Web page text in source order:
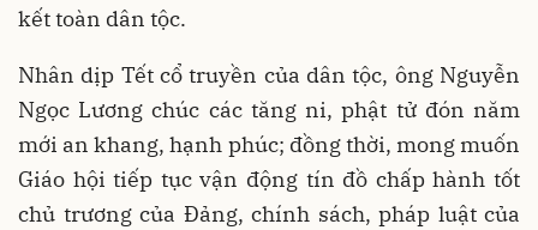
kết toàn dân tộc.
Nhân dịp Tết cổ truyền của dân tộc, ông Nguyễn
Ngọc Lương chúc các tăng ni, phật tử đón năm
mới an khang, hạnh phúc; đồng thời, mong muốn
Giáo hội tiếp tục vận động tín đồ chấp hành tốt
chủ trương của Đảng, chính sách, pháp luật của